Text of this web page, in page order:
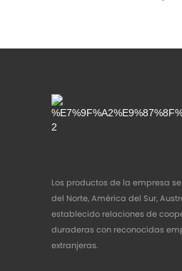
Los productos de la empresa
del Norte, América del Sur,
establecido relaciones de
duraderas con reconocidas
extranjeras.